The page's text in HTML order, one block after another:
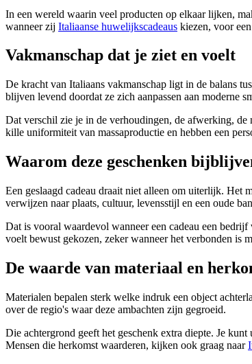
In een wereld waarin veel producten op elkaar lijken,
wanneer zij Italiaanse huwelijkscadeaus kiezen, voor
Vakmanschap dat je ziet en voelt
De kracht van Italiaans vakmanschap ligt in de balans
blijven levend doordat ze zich aanpassen aan moderne
Dat verschil zie je in de verhoudingen, de afwerking, de
kille uniformiteit van massaproductie en hebben een
Waarom deze geschenken
Een geslaagd cadeau draait niet alleen om uiterlijk. Het
verwijzen naar plaats, cultuur, levensstijl en een oude
Dat is vooral waardevol wanneer een cadeau een
voelt bewust gekozen, zeker wanneer het verbonden is
De waarde van materiaal en
Materialen bepalen sterk welke indruk een object
over de regio's waar deze ambachten zijn gegroeid.
Die achtergrond geeft het geschenk extra diepte. Je
Mensen die herkomst waarderen, kijken ook graag naar